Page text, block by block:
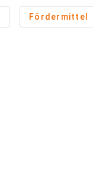
Fördermittel